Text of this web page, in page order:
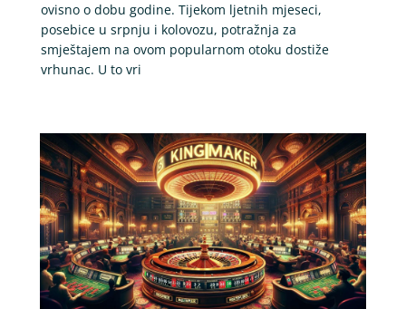
ovisno o dobu godine. Tijekom ljetnih mjeseci,
posebice u srpnju i kolovozu, potražnja za
smještajem na ovom popularnom otoku dostiže
vrhunac. U to vri